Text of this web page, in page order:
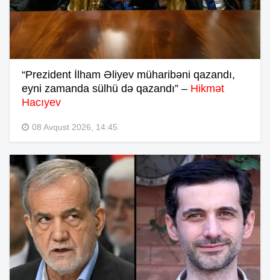
“Prezident İlham Əliyev müharibəni qazandı,
eyni zamanda sülhü də qazandı” – Hikmət
Hacıyev
08 Avqust 2026, 14:45